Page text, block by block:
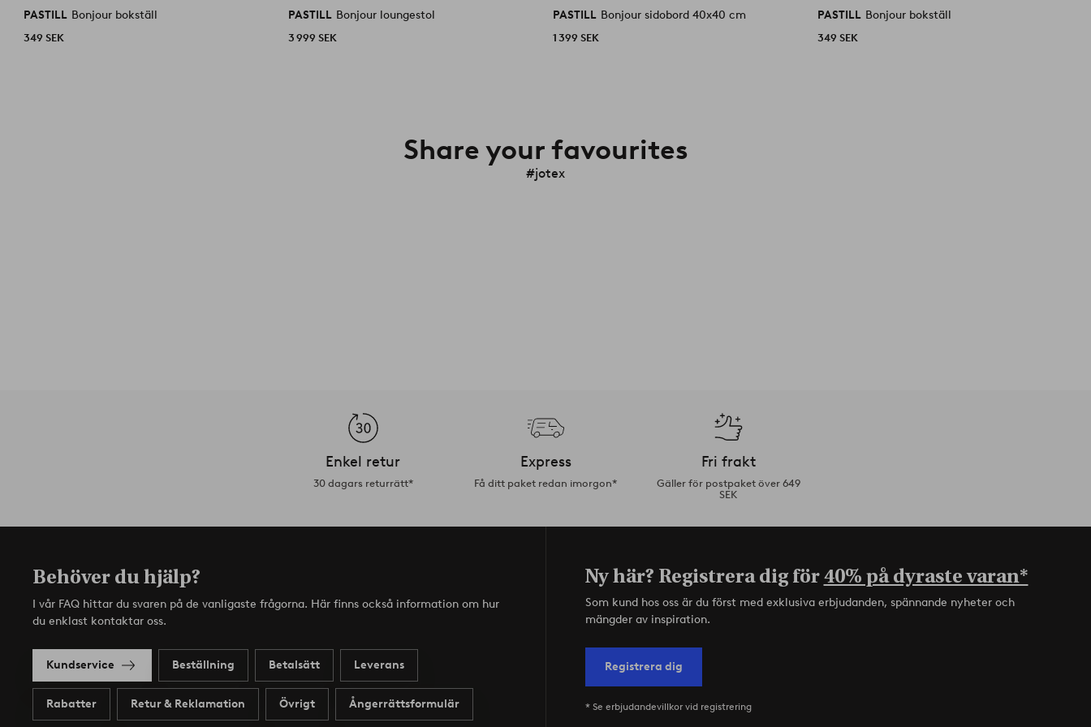
PASTILL Bonjour bokställ
349 SEK
PASTILL Bonjour loungestol
3 999 SEK
PASTILL Bonjour sidobord 40x40 cm
1 399 SEK
PASTILL Bonjour bokställ
349 SEK
Share your favourites
#jotex
Enkel retur
30 dagars returrätt*
Express
Få ditt paket redan imorgon*
Fri frakt
Gäller för postpaket över 649
SEK
Behöver du hjälp?
I vår FAQ hittar du svaren på de vanligaste frågorna. Här finns också information om hur
du enklast kontaktar oss.
Kundservice Beställning Betalsätt Leverans
Rabatter Retur & Reklamation Övrigt Ångerrättsformulär
Ny här? Registrera dig för40% på dyraste varan*
Som kund hos oss är du först med exklusiva erbjudanden, spännande nyheter och
mängder av inspiration.
Registrera dig
* Se erbjudandevillkor vid registrering